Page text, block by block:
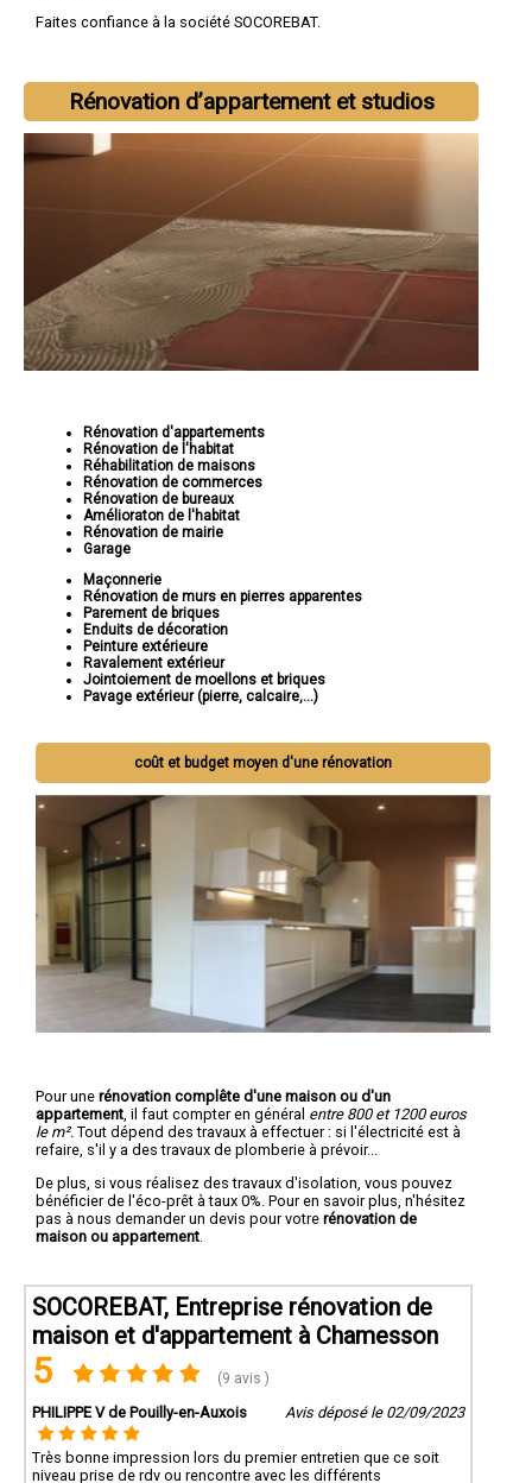
Faites confiance à la société SOCOREBAT.
Rénovation d’appartement et studios
Rénovation d'appartements
Rénovation de l'habitat
Réhabilitation de maisons
Rénovation de commerces
Rénovation de bureaux
Amélioraton de l'habitat
Rénovation de mairie
Garage
Maçonnerie
Rénovation de murs en pierres apparentes
Parement de briques
Enduits de décoration
Peinture extérieure
Ravalement extérieur
Jointoiement de moellons et briques
Pavage extérieur (pierre, calcaire,...)
coût et budget moyen d'une rénovation
Pour une rénovation complête d'une maison ou d'un
appartement , il faut compter en général entre 800 et 1200 euros
le m². Tout dépend des travaux à effectuer : si l'électricité est à
refaire, s'il y a des travaux de plomberie à prévoir...
De plus, si vous réalisez des travaux d'isolation, vous pouvez
bénéficier de l'éco-prêt à taux 0%. Pour en savoir plus, n'hésitez
pas à nous demander un devis pour votre rénovation de
maison ou appartement
SOCOREBAT, Entreprise rénovation de
maison et d'appartement à Chamesson
5 (9 avis )
PHILIPPE V de Pouilly-en-Auxois Avis déposé le 02/09/2023
Très bonne impression lors du premier entretien que ce soit
niveau prise de rdv ou rencontre avec les différents